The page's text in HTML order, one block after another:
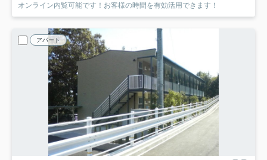
オンライン内覧可能です！お客様の時間を有効活用できます！
アパート